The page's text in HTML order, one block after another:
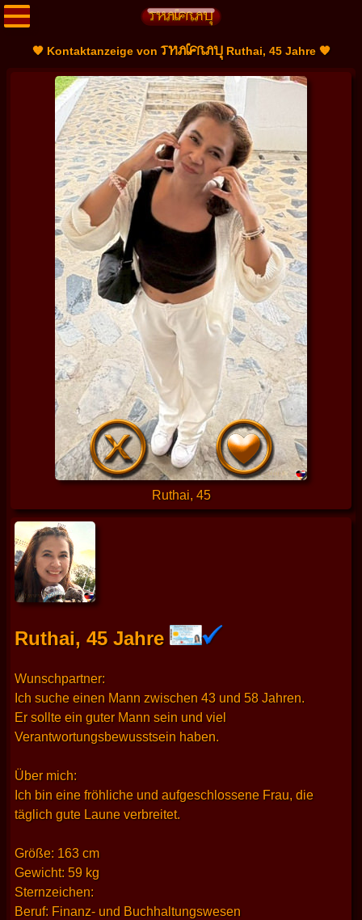
🧡 Kontaktanzeige vonTHAIFRAURuthai, 45 Jahre 🧡
Ruthai, 45
Ruthai, 45 Jahre
Wunschpartner:
Ich suche einen Mann zwischen 43 und 58 Jahren.
Er sollte ein guter Mann sein und viel
Verantwortungsbewusstsein haben.
Über mich:
Ich bin eine fröhliche und aufgeschlossene Frau, die
täglich gute Laune verbreitet.
Größe: 163 cm
Gewicht: 59 kg
Sternzeichen:
Beruf: Finanz- und Buchhaltungswesen